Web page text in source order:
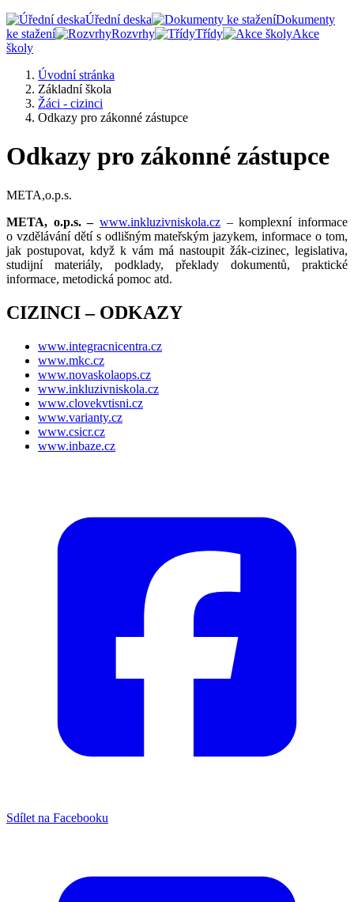
Úřední deska
Dokumenty
ke stažení
Rozvrhy Třídy
Akce
školy
Úvodní stránka
Základní škola
Žáci - cizinci
Odkazy pro zákonné zástupce
Odkazy pro zákonné zástupce
META,o.p.s.
META, o.p.s. – www.inkluzivniskola.cz – komplexní informace
o vzdělávání dětí s odlišným mateřským jazykem, informace o tom,
jak postupovat, když k vám má nastoupit žák-cizinec, legislativa,
studijní materiály, podklady, překlady dokumentů, praktické
informace, metodická pomoc atd.
CIZINCI – ODKAZY
www.integracnicentra.cz
www.mkc.cz
www.novaskolaops.cz
www.inkluzivniskola.cz
www.clovekvtisni.cz
www.varianty.cz
www.csicr.cz
www.inbaze.cz
Sdílet na Facebooku